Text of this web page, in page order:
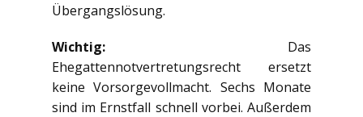
Übergangslösung.
Wichtig: Das
Ehegattennotvertretungsrecht ersetzt
keine Vorsorgevollmacht. Sechs Monate
sind im Ernstfall schnell vorbei. Außerdem